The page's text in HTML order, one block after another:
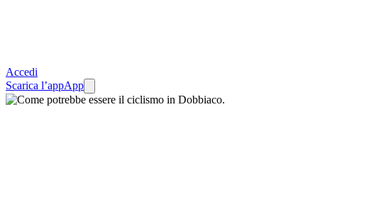
Accedi
Scarica l’appApp